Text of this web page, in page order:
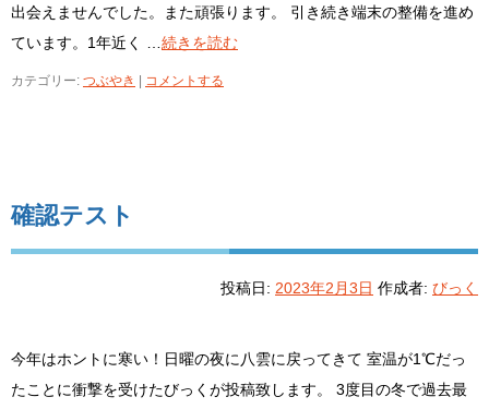
出会えませんでした。また頑張ります。 引き続き端末の整備を進め
ています。1年近く … 続きを読む
カテゴリー: つぶやき | コメントする
確認テスト
投稿日: 2023年2月3日 作成者: びっく
今年はホントに寒い！日曜の夜に八雲に戻ってきて 室温が1℃だっ
たことに衝撃を受けたびっくが投稿致します。 3度目の冬で過去最